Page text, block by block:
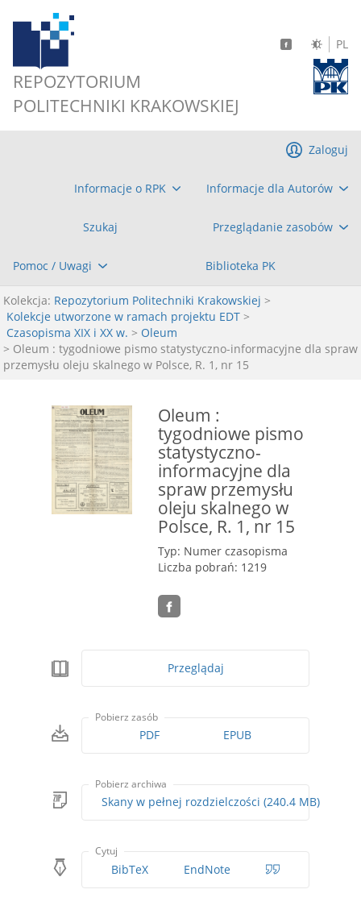
REPOZYTORIUM
POLITECHNIKI KRAKOWSKIEJ
PL
Informacje o RPK Informacje dla Autorów
Szukaj Przeglądanie zasobów
Pomoc / Uwagi Biblioteka PK
Zaloguj
Kolekcja: Repozytorium Politechniki Krakowskiej >
Kolekcje utworzone w ramach projektu EDT >
Czasopisma XIX i XX w. > Oleum
> Oleum : tygodniowe pismo statystyczno-informacyjne dla spraw
przemysłu oleju skalnego w Polsce, R. 1, nr 15
Oleum :
tygodniowe pismo
statystyczno-
informacyjne dla
spraw przemysłu
oleju skalnego w
Polsce, R. 1, nr 15
Typ: Numer czasopisma
Liczba pobrań: 1219
Przeglądaj
Pobierz zasób
PDF EPUB
Pobierz archiwa
Skany w pełnej rozdzielczości (240.4 MB)
Cytuj
BibTeX EndNote